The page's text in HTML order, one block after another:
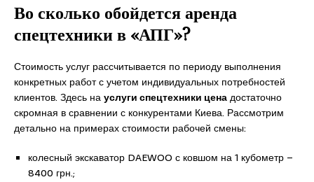
Во сколько обойдется аренда
спецтехники в «АПГ»?
Стоимость услуг рассчитывается по периоду выполнения
конкретных работ с учетом индивидуальных потребностей
клиентов. Здесь науслуги спецтехники ценадостаточно
скромная в сравнении с конкурентами Киева. Рассмотрим
детально на примерах стоимости рабочей смены:
колесный экскаватор DAEWOO с ковшом на 1 кубометр –
8400 грн.;